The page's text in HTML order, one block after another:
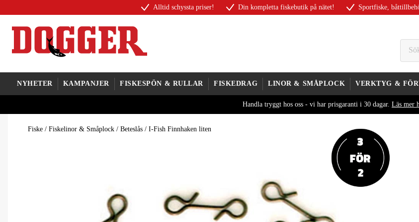
Alltid schyssta priser! Din kompletta fiskebutik på nätet! Sportfiske,
NYHETER KAMPANJER FISKESPÖN & RULLAR FISKEDRAG LINOR & SMÅPLOCK VERKTYG &
Handla tryggt hos oss - vi har prisgaranti i 30 dagar. Läs mer
Fiske / Fiskelinor & Småplock / Beteslås / I-Fish Finnhaken liten